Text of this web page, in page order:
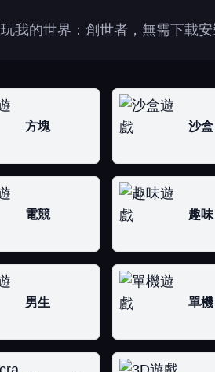
我的世界：創世者，無需下載安
方塊 沙盒
電競 趣味
男生 單機